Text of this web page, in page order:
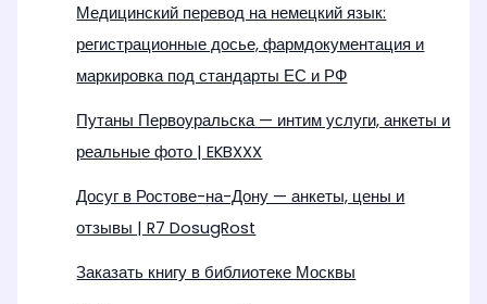
Медицинский перевод на немецкий язык:
регистрационные досье, фармдокументация и
маркировка под стандарты ЕС и РФ
Путаны Первоуральска — интим услуги, анкеты и
реальные фото | EKBXXX
Досуг в Ростове-на-Дону — анкеты, цены и
отзывы | R7 DosugRost
Заказать книгу в библиотеке Москвы